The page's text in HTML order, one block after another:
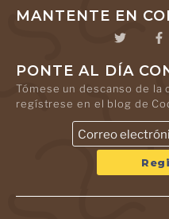
MANTENTE EN
PONTE AL DÍA
Tómese un descanso de la
regístrese en el blog de